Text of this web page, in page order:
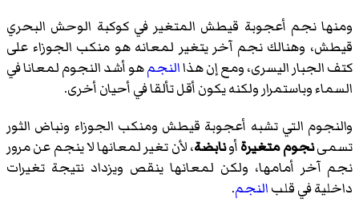
ومنها نجم أعجوبة قيطش المتغير في كوكبة الوحش البحري
قيطش، وهنالك نجم آخر يتغير لمعانه هو منكب الجوزاء على
كتف الجبار اليسرى، ومع إن هذاالنجمهو أشد النجوم لمعانا في
السماء وباستمرار ولكنه يكون أقل تألقا في أحيان أخرى.
والنجوم التي تشبه أعجوبة قيطش ومنكب الجوزاء ونباض الثور
تسمىنجوم متغيرةأونابضة، لأن تغير لمعانها لا ينجم عن مرور
نجم آخر أمامها، ولكن لمعانها ينقص ويزداد نتيجة تغيرات
داخلية في قلبالنجم.